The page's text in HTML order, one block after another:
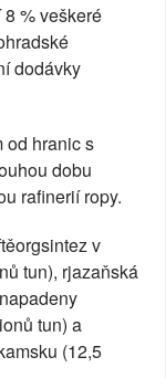
% veškeré
dodávky
od hranic s
dobu
rafinerií ropy.
v
tun), rjazaňská
tun) a
(12,5